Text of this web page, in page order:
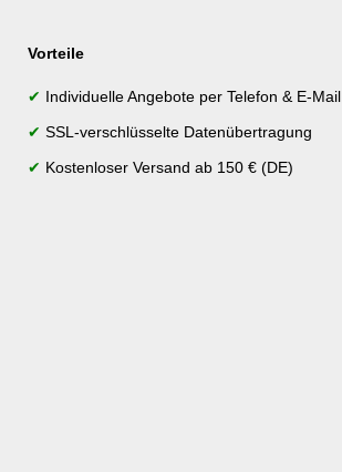
Vorteile
✔ Individuelle Angebote per Telefon & E-Mail
✔ SSL-verschlüsselte Datenübertragung
✔ Kostenloser Versand ab 150 € (DE)